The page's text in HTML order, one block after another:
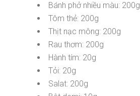
Bánh phở nhiều màu: 200g
Tôm thẻ: 200g
Thịt nạc mông: 200g
Rau thơm: 200g
Hành tím: 20g
Tỏi: 20g
Salat: 200g